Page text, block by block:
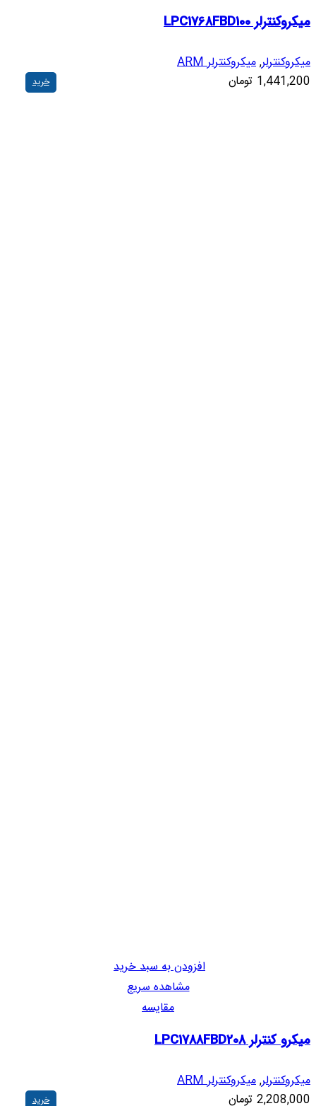
میکروکنترلر LPC1768FBD100
میکروکنترلر,میکروکنترلر ARM
1,441,200 تومان خرید
افزودن به سبد خرید
مشاهده سریع
مقایسه
میکرو کنترلر LPC1788FBD208
میکروکنترلر,میکروکنترلر ARM
2,208,000 تومان خرید